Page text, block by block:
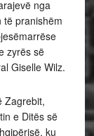
nga
të pranishëm
zyrës së
Giselle Wilz.
Zagrebit,
e Ditës së
ku